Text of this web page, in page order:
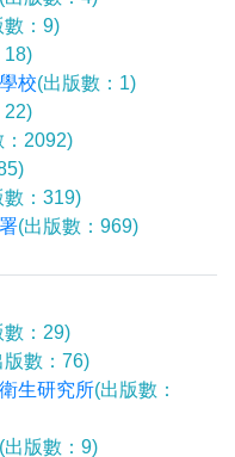
數：9)
18)
校(出版數：1)
22)
：2092)
數：319)
(出版數：969)
數：29)
版數：76)
生研究所(出版數：
(出版數：9)